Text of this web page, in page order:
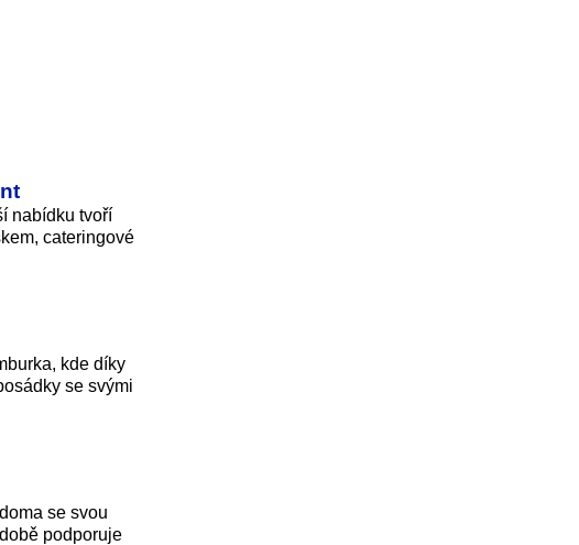
nabídku tvoří
cateringové
kde díky
se svými
se svou
podporuje